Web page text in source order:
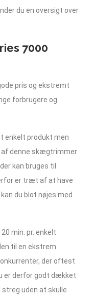
du en oversigt over
7000
pris og ekstremt
forbrugere og
enkelt produkt men
af denne skægtrimmer
kan bruges til
er træt af at have
du blot nøjes med
min. pr. enkelt
til en ekstrem
der oftest
er derfor godt dækket
uden at skulle